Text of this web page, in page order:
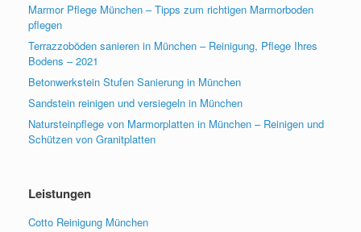
Marmor Pflege München – Tipps zum richtigen Marmorboden
pflegen
Terrazzoböden sanieren in München – Reinigung, Pflege Ihres
Bodens – 2021
Betonwerkstein Stufen Sanierung in München
Sandstein reinigen und versiegeln in München
Natursteinpflege von Marmorplatten in München – Reinigen und
Schützen von Granitplatten
Leistungen
Cotto Reinigung München